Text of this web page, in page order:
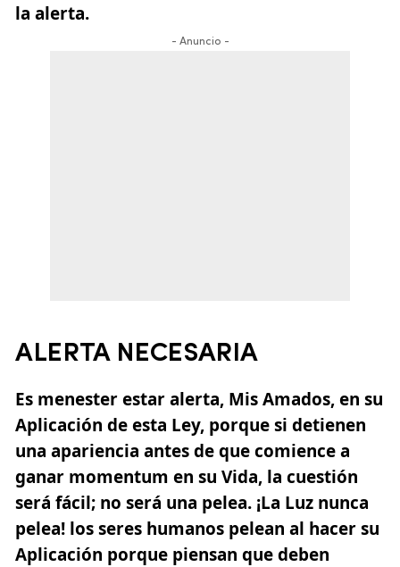
la alerta.
- Anuncio -
ALERTA NECESARIA
Es menester estar alerta, Mis Amados, en su
Aplicación de esta Ley, porque si detienen
una apariencia antes de que comience a
ganar momentum en su Vida, la cuestión
será fácil; no será una pelea. ¡La Luz nunca
pelea! los seres humanos pelean al hacer su
Aplicación porque piensan que deben